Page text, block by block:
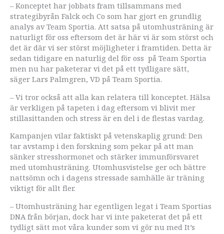
– Konceptet har jobbats fram tillsammans med
strategibyrån Falck och Co som har gjort en grundlig
analys av Team Sportia. Att satsa på utomhusträning är
naturligt för oss eftersom det är här vi är som störst och
det är där vi ser störst möjligheter i framtiden. Detta är
sedan tidigare en naturlig del för oss på Team Sportia
men nu har paketerar vi det på ett tydligare sätt,
säger Lars Palmgren, VD på Team Sportia.
– Vi tror också att alla kan relatera till konceptet. Hälsa
är verkligen på tapeten i dag eftersom vi blivit mer
stillasittanden och stress är en del i de flestas vardag.
Kampanjen vilar faktiskt på vetenskaplig grund: Den
tar avstamp i den forskning som pekar på att man
sänker stresshormonet och stärker immunförsvaret
med utomhusträning. Utomhusvistelse ger och bättre
nattsömn och i dagens stressade samhälle är träning
viktigt för allt fler.
– Utomhusträning har egentligen legat i Team Sportias
DNA från början, dock har vi inte paketerat det på ett
tydligt sätt mot våra kunder som vi gör nu med It’s